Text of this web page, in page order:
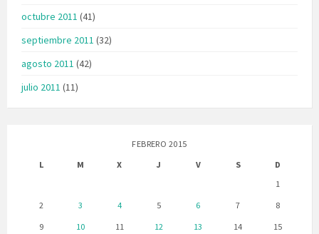
octubre 2011 (41)
septiembre 2011 (32)
agosto 2011 (42)
julio 2011 (11)
FEBRERO 2015
L
M X J V S
D
1
2
3 4 5 6 7
8
9
10 11 12 13 14
15